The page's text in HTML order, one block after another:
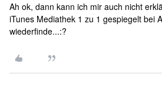
Ah ok, dann kann ich mir auch nicht
iTunes Mediathek 1 zu 1 gespiegelt bei
wiederfinde...:?